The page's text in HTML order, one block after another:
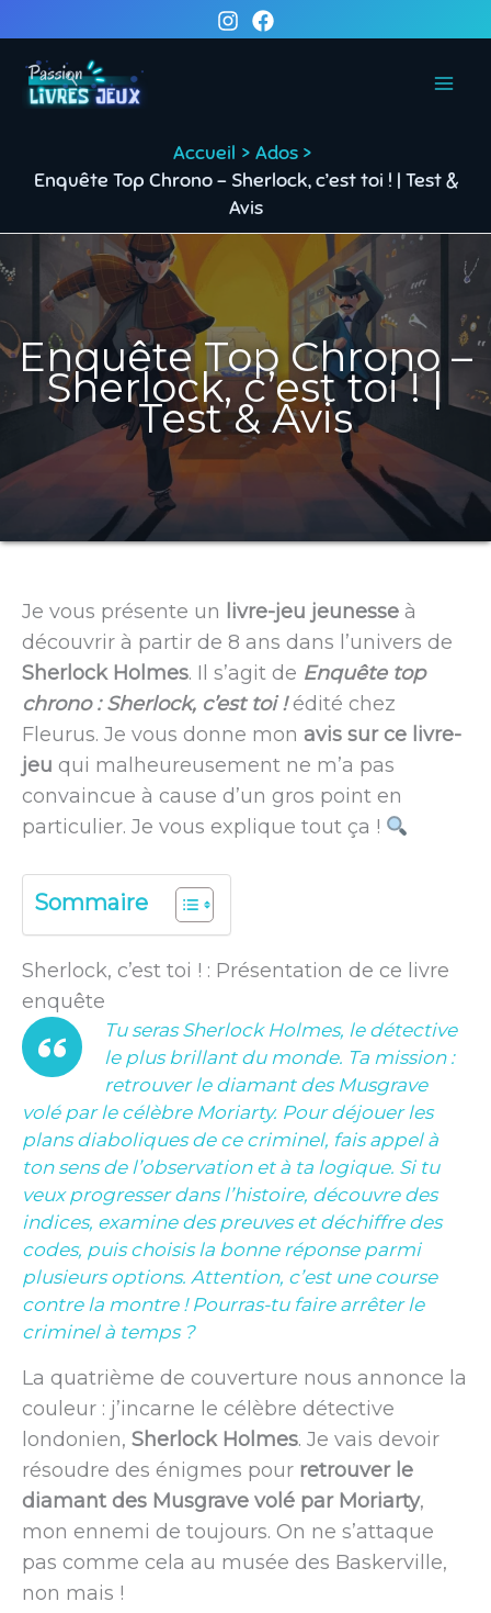
au
contenu
Accueil
Ados
Enquête Top Chrono – Sherlock, c’est toi ! | Test &
Avis
Enquête Top Chrono –
Sherlock, c’est toi ! |
Test & Avis
Je vous présente un livre-jeu jeunesse à
découvrir à partir de 8 ans dans l’univers de
Sherlock Holmes. Il s’agit de Enquête top
chrono : Sherlock, c’est toi !édité chez
Fleurus. Je vous donne mon avis sur ce livre-
jeu qui malheureusement ne m’a pas
convaincue à cause d’un gros point en
particulier. Je vous explique tout ça !
Sommaire
Sherlock, c’est toi ! : Présentation de ce livre
enquête
Tu seras Sherlock Holmes, le détective
le plus brillant du monde. Ta mission :
retrouver le diamant des Musgrave
volé par le célèbre Moriarty. Pour déjouer les
plans diaboliques de ce criminel, fais appel à
ton sens de l’observation et à ta logique. Si tu
veux progresser dans l’histoire, découvre des
indices, examine des preuves et déchiffre des
codes, puis choisis la bonne réponse parmi
plusieurs options. Attention, c’est une course
contre la montre ! Pourras-tu faire arrêter le
criminel à temps ?
La quatrième de couverture nous annonce la
couleur : j’incarne le célèbre détective
londonien, Sherlock Holmes. Je vais devoir
résoudre des énigmes pour retrouver le
diamant des Musgrave volé par Moriarty,
mon ennemi de toujours. On ne s’attaque
pas comme cela au musée des Baskerville,
non mais !